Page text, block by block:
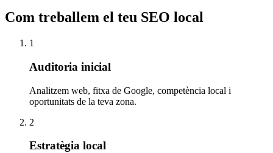
Com treballem el teu SEO local
1
Auditoria inicial
Analitzem web, fitxa de Google, competència local i
oportunitats de la teva zona.
2
Estratègia local